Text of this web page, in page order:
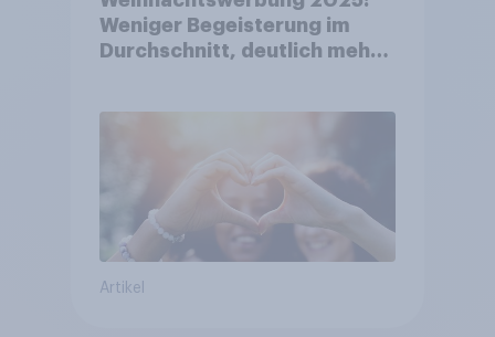
Weniger Begeisterung im
Durchschnitt, deutlich mehr
Artikel